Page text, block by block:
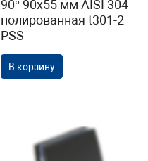
90° 90х55 мм AISI 304
полированная t301-2
PSS
В корзину